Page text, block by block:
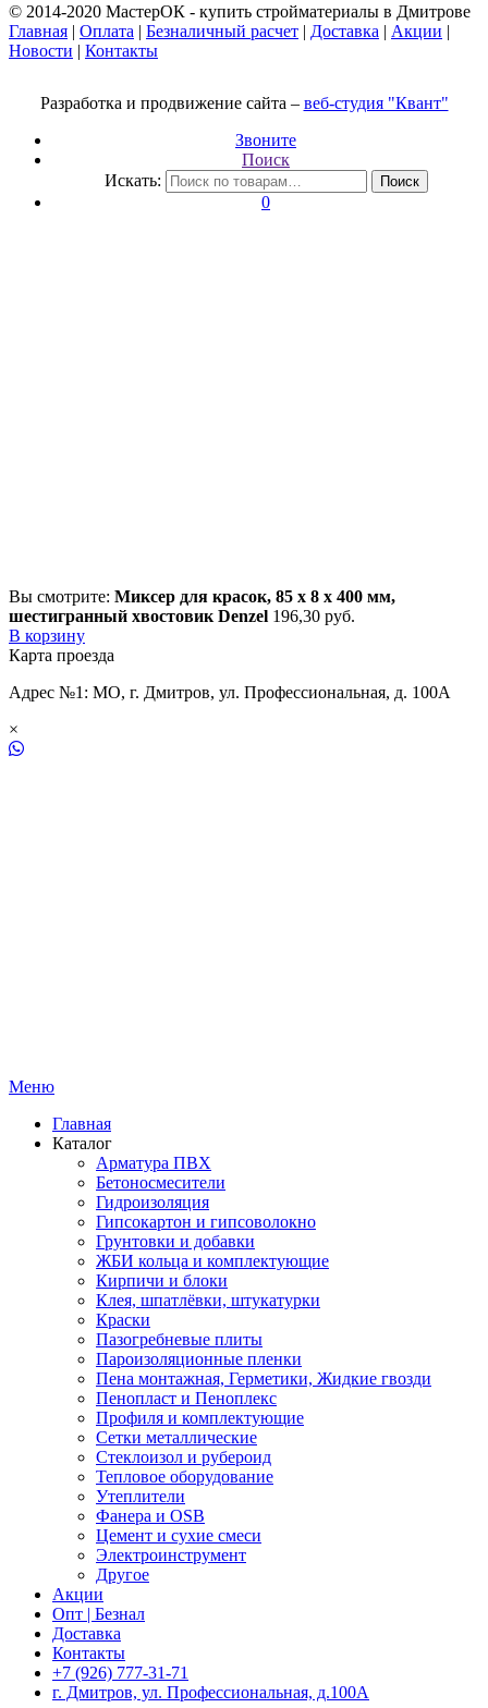
© 2014-2020 МастерОК - купить стройматериалы в Дмитрове
Главная | Оплата | Безналичный расчет | Доставка | Акции |
Новости | Контакты
Разработка и продвижение сайта – веб-студия "Квант"
Звоните
Поиск
Искать:
Поиск
0
Вы смотрите: Миксер для красок, 85 х 8 х 400 мм,
шестигранный хвостовик Denzel 196,30 руб.
В корзину
Карта проезда
Адрес №1: МО, г. Дмитров, ул. Профессиональная, д. 100А
×
Меню
Главная
Каталог
Арматура ПВХ
Бетоносмесители
Гидроизоляция
Гипсокартон и гипсоволокно
Грунтовки и добавки
ЖБИ кольца и комплектующие
Кирпичи и блоки
Клея, шпатлёвки, штукатурки
Краски
Пазогребневые плиты
Пароизоляционные пленки
Пена монтажная, Герметики, Жидкие гвозди
Пенопласт и Пеноплекс
Профиля и комплектующие
Сетки металлические
Стеклоизол и рубероид
Тепловое оборудование
Утеплители
Фанера и OSB
Цемент и сухие смеси
Электроинструмент
Другое
Акции
Опт | Безнал
Доставка
Контакты
+7 (926) 777-31-71
г. Дмитров, ул. Профессиональная, д.100А